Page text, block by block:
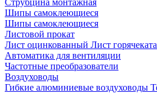
Струбцина монтажная
Шипы самоклеющиеся
Шипы самоклеющиеся
Листовой прокат
Лист оцинкованный Лист
Автоматика для вентиляции
Частотные преобразователи
Воздуховоды
Гибкие алюминиевые воздуховоды